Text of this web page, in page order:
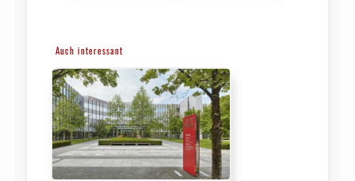
Auch interessant